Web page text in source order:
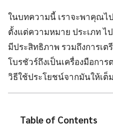
ในบทความนี้ เราจะพาคุณไ
ตั้งแต่ความหมาย ประเภท ไ
มีประสิทธิภาพ รวมถึงการเ
โบรชัวร์ถึงเป็นเครื่องมือกา
วิธีใช้ประโยชน์จากมันให้เต็
Table of Contents